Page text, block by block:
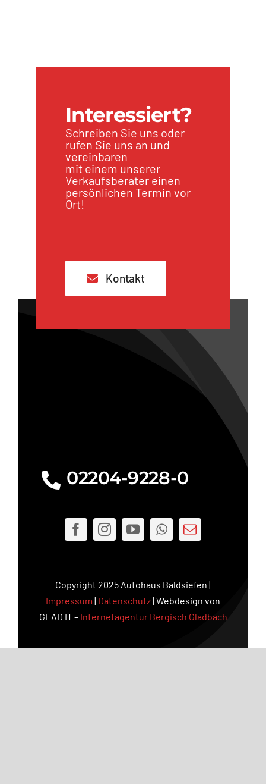
Interessiert?
Schreiben Sie uns oder
rufen Sie uns an und
vereinbaren
mit einem unserer
Verkaufsberater einen
persönlichen Termin vor
Ort!
Kontakt
02204-9228-0
Copyright 2025 Autohaus Baldsiefen |
Impressum | Datenschutz| Webdesign von
GLAD IT – Internetagentur Bergisch Gladbach